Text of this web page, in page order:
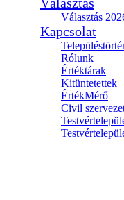
Választás
Kapcsolat
Rólunk
Értéktárak
Kitüntetettek
ÉrtékMérő
Civil